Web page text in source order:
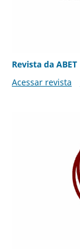
Revista da ABET
Acessar revista